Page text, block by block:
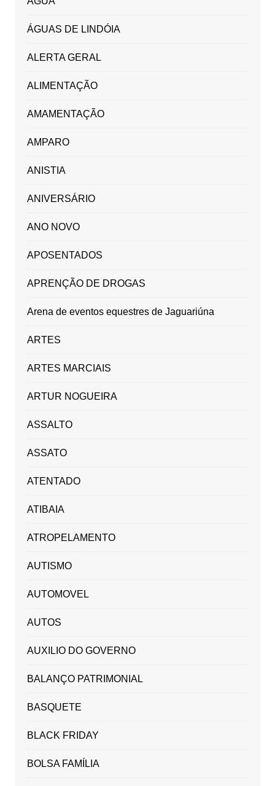
ÁGUAS DE LINDÓIA
ALERTA GERAL
ALIMENTAÇÃO
AMAMENTAÇÃO
AMPARO
ANISTIA
ANIVERSÁRIO
ANO NOVO
APOSENTADOS
APRENÇÃO DE DROGAS
Arena de eventos equestres de Jaguariúna
ARTES
ARTES MARCIAIS
ARTUR NOGUEIRA
ASSALTO
ASSATO
ATENTADO
ATIBAIA
ATROPELAMENTO
AUTISMO
AUTOMOVEL
AUTOS
AUXILIO DO GOVERNO
BALANÇO PATRIMONIAL
BASQUETE
BLACK FRIDAY
BOLSA FAMÍLIA